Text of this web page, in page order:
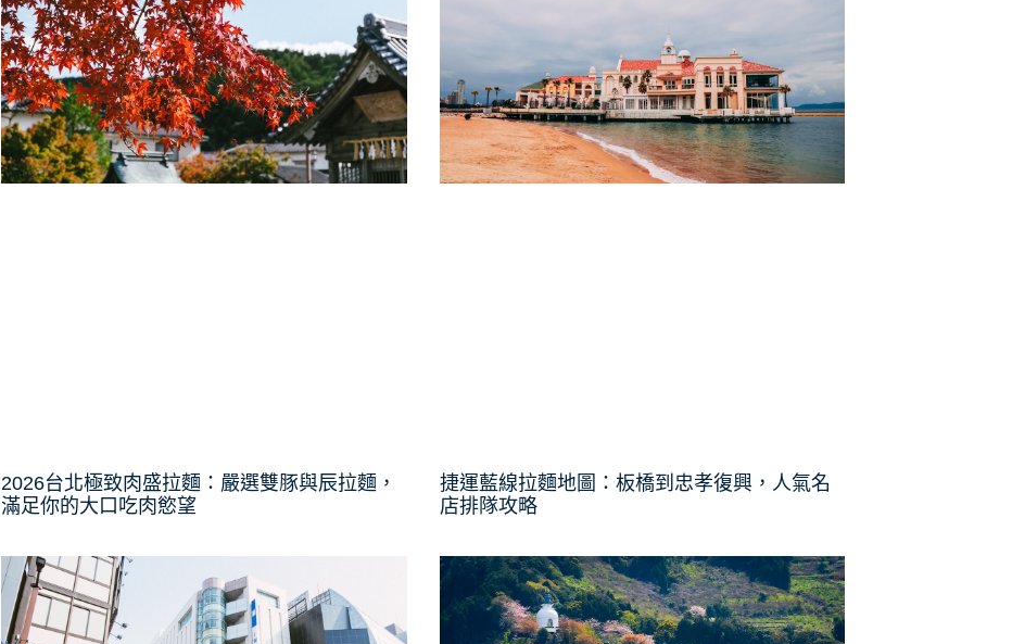
2026台北極致肉盛拉麵：嚴選雙豚與辰拉麵，
滿足你的大口吃肉慾望
捷運藍線拉麵地圖：板橋到忠孝復興，人氣名
店排隊攻略